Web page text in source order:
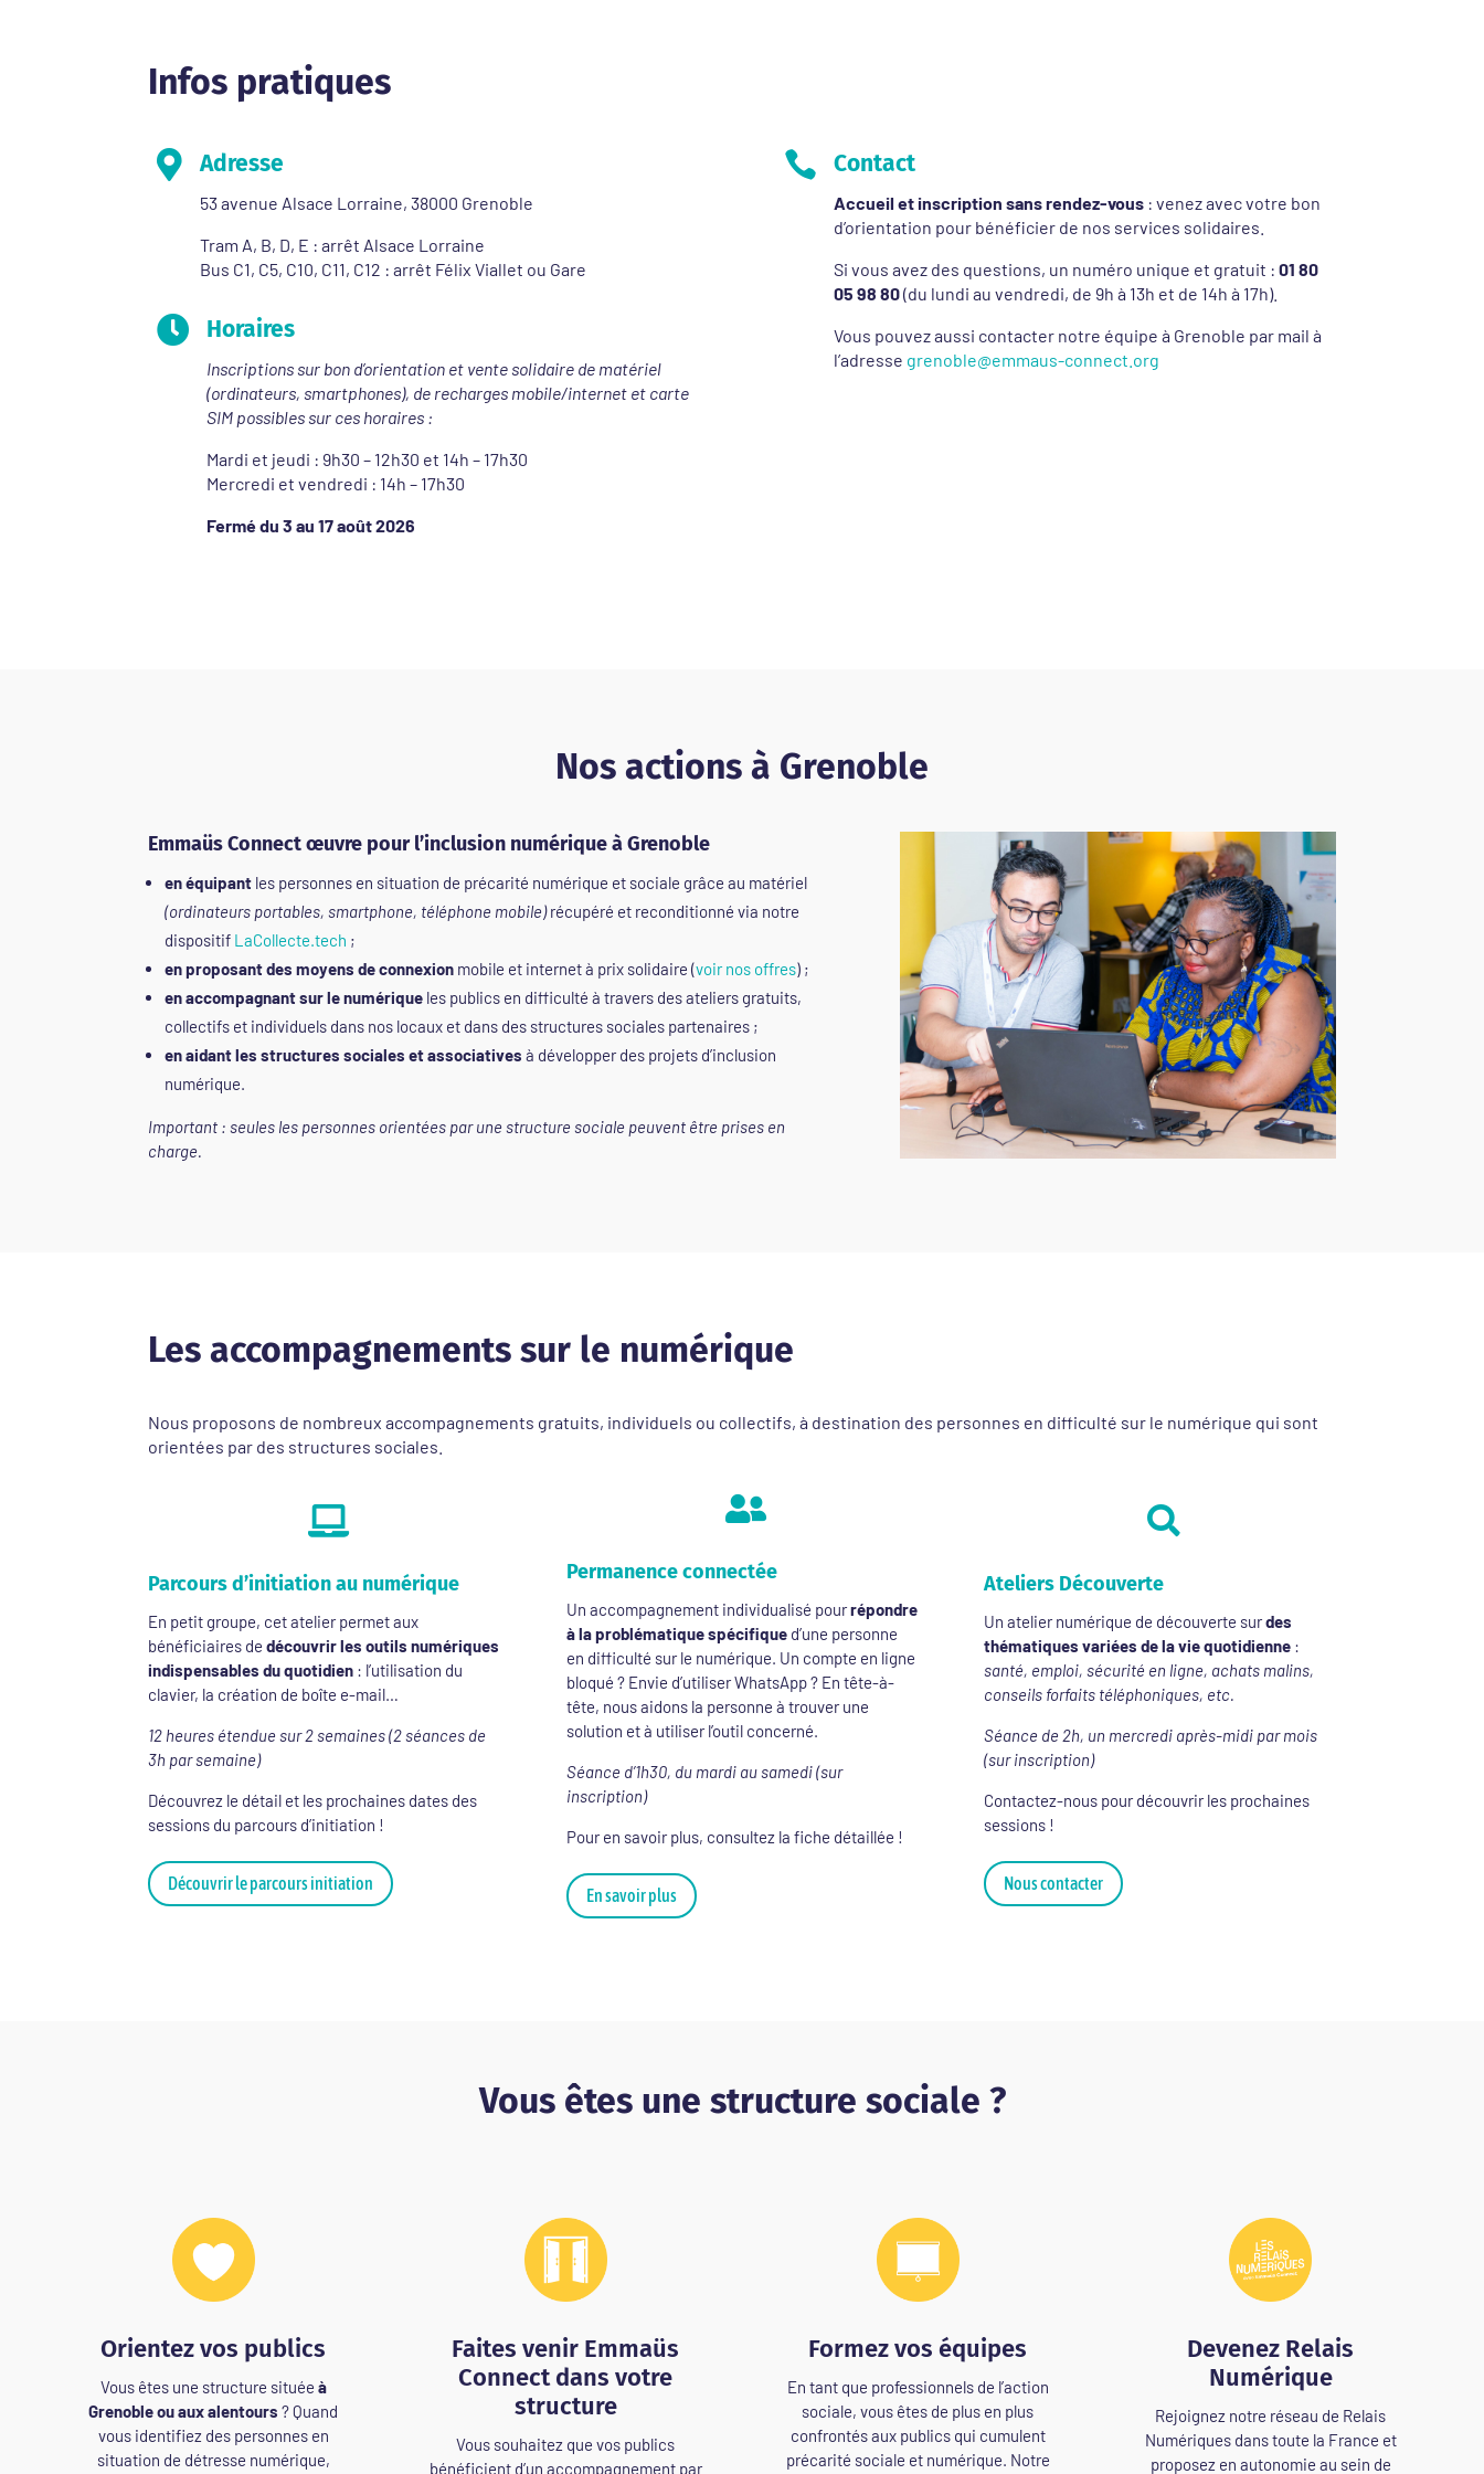
Infos pratiques
 Adresse
53 avenue Alsace Lorraine, 38000 Grenoble
Tram A, B, D, E : arrêt Alsace Lorraine
Bus C1, C5, C10, C11, C12 : arrêt Félix Viallet ou Gare
 Horaires
Inscriptions sur bon d’orientation et vente solidaire de matériel
(ordinateurs, smartphones), de recharges mobile/internet et carte
SIM possibles sur ces horaires :
Mardi et jeudi : 9h30 – 12h30 et 14h – 17h30
Mercredi et vendredi : 14h – 17h30
Fermé du 3 au 17 août 2026
 Contact
Accueil et inscription sans rendez-vous: venez avec votre bon
d’orientation pour bénéficier de nos services solidaires.
Si vous avez des questions, un numéro unique et gratuit : 01 80
05 98 80(du lundi au vendredi, de 9h à 13h et de 14h à 17h).
Vous pouvez aussi contacter notre équipe à Grenoble par mail à
l’adresse grenoble@emmaus-connect.org
Nos actions à Grenoble
Emmaüs Connect œuvre pour l’inclusion numérique à Grenoble
en équipant les personnes en situation de précarité numérique et sociale grâce au matériel
(ordinateurs portables, smartphone, téléphone mobile)récupéré et reconditionné via notre
dispositif LaCollecte.tech ;
en proposant des moyens de connexion mobile et internet à prix solidaire (voir nos offres) ;
en accompagnant sur le numérique les publics en difficulté à travers des ateliers gratuits,
collectifs et individuels dans nos locaux et dans des structures sociales partenaires ;
en aidant les structures sociales et associatives à développer des projets d’inclusion
numérique.
Important : seules les personnes orientées par une structure sociale peuvent être prises en
charge.
Les accompagnements sur le numérique
Nous proposons de nombreux accompagnements gratuits, individuels ou collectifs, à destination des personnes en difficulté sur le numérique qui sont
orientées par des structures sociales.

Parcours d’initiation au numérique
En petit groupe, cet atelier permet aux
bénéficiaires de découvrir les outils numériques
indispensables du quotidien : l’utilisation du
clavier, la création de boîte e-mail…
12 heures étendue sur 2 semaines (2 séances de
3h par semaine)
Découvrez le détail et les prochaines dates des
sessions du parcours d’initiation !
Découvrir le parcours initiation

Permanence connectée
Un accompagnement individualisé pourrépondre
à la problématique spécifiqued’une personne
en difficulté sur le numérique. Un compte en ligne
bloqué ? Envie d’utiliser WhatsApp ? En tête-à-
tête, nous aidons la personne à trouver une
solution et à utiliser l’outil concerné.
Séance d’1h30, du mardi au samedi (sur
inscription)
Pour en savoir plus, consultez la fiche détaillée !
En savoir plus

Ateliers Découverte
Un atelier numérique de découverte surdes
thématiques variées de la vie quotidienne:
santé, emploi, sécurité en ligne, achats malins,
conseils forfaits téléphoniques, etc.
Séance de 2h, un mercredi après-midi par mois
(sur inscription)
Contactez-nous pour découvrir les prochaines
sessions !
Nous contacter
Vous êtes une structure sociale ?
Orientez vos publics
Vous êtes une structure située à
Grenoble ou aux alentours ? Quand
vous identifiez des personnes en
situation de détresse numérique,
Faites venir Emmaüs
Connect dans votre
structure
Vous souhaitez que vos publics
bénéficient d’un accompagnement par
Formez vos équipes
En tant que professionnels de l’action
sociale, vous êtes de plus en plus
confrontés aux publics qui cumulent
précarité sociale et numérique. Notre
Devenez Relais
Numérique
Rejoignez notre réseau de Relais
Numériques dans toute la France et
proposez en autonomie au sein de